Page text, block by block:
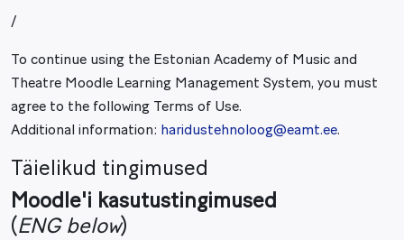
/
To continue using the Estonian Academy of Music and
Theatre Moodle Learning Management System, you must
agree to the following Terms of Use.
Additional information: haridustehnoloog@eamt.ee.
Täielikud tingimused
Moodle'i kasutustingimused
(ENG below)